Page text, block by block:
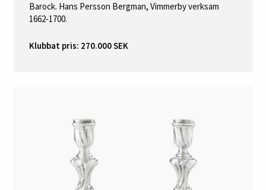
Barock. Hans Persson Bergman, Vimmerby verksam
1662‑1700.
Klubbat pris: 270.000 SEK